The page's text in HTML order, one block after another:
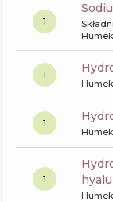
1
1
1
1
hydroxypropyltrimonium